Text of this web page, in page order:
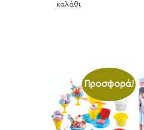
καλάθι
Προσφορά!